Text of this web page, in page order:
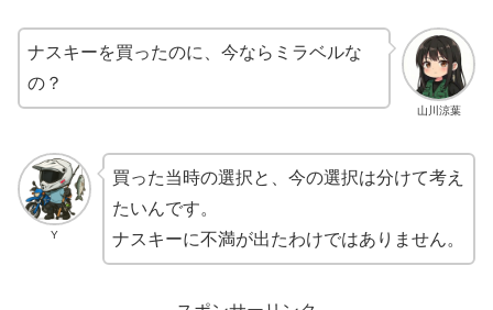
山川涼葉
ナスキーを買ったのに、今ならミラベルな
の？
Y
買った当時の選択と、今の選択は分けて考え
たいんです。
ナスキーに不満が出たわけではありません。